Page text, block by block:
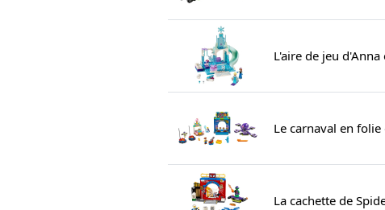
L'aire de jeu d'Anna
Le carnaval en
La cachette de